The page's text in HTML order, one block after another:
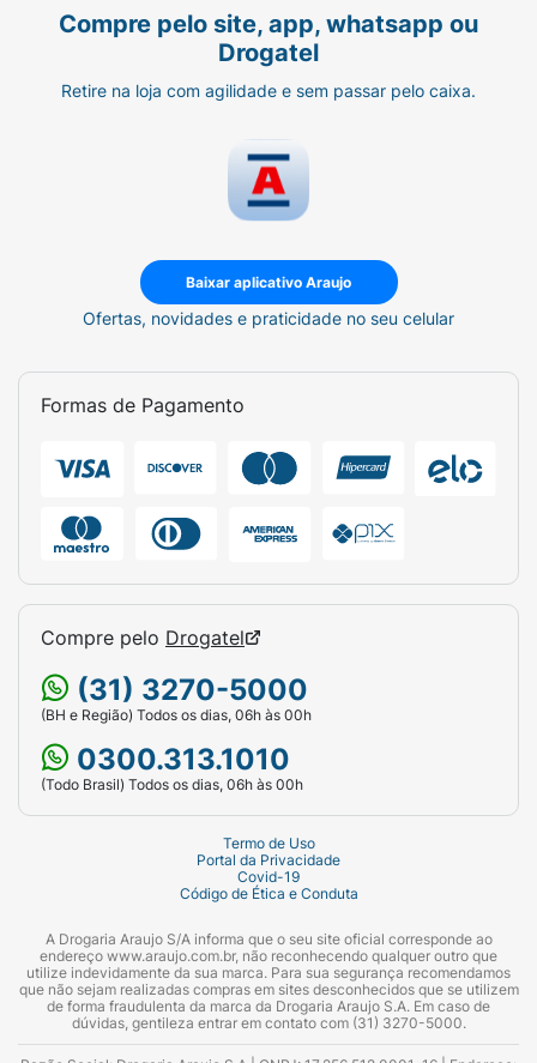
Compre pelo site, app, whatsapp ou
Drogatel
Retire na loja com agilidade e sem passar pelo caixa.
Baixar aplicativo Araujo
Ofertas, novidades e praticidade no seu celular
Formas de Pagamento
Compre pelo Drogatel
(31) 3270-5000
(BH e Região) Todos os dias, 06h às 00h
0300.313.1010
(Todo Brasil) Todos os dias, 06h às 00h
Termo de Uso
Portal da Privacidade
Covid-19
Código de Ética e Conduta
A Drogaria Araujo S/A informa que o seu site oficial corresponde ao
endereço www.araujo.com.br, não reconhecendo qualquer outro que
utilize indevidamente da sua marca. Para sua segurança recomendamos
que não sejam realizadas compras em sites desconhecidos que se utilizem
de forma fraudulenta da marca da Drogaria Araujo S.A. Em caso de
dúvidas, gentileza entrar em contato com (31) 3270-5000.